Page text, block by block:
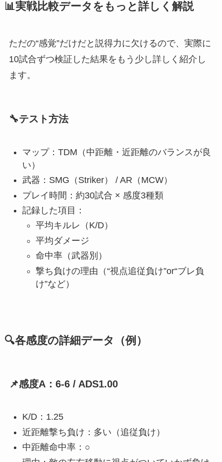
📊実戦比較データをもっと詳しく解説
ただの“感覚”だけだと説得力に欠けるので、実際に
10試合ずつ検証した結果をもう少し詳しく紹介し
ます。
🔧テスト方法
マップ：TDM（中距離・近距離のバランスが良
い）
武器：SMG（Striker） / AR（MCW）
プレイ時間：約30試合 × 感度3種類
記録した項目：
平均キルレ（K/D）
平均ダメージ
命中率（武器別）
撃ち負けの理由（“視点追従負け”or“ブレ負
け”など）
🔍各感度の詳細データ（例）
📌感度A：6-6 / ADS1.00
K/D：1.25
近距離撃ち負け：多い（追従負け）
中距離命中率：○